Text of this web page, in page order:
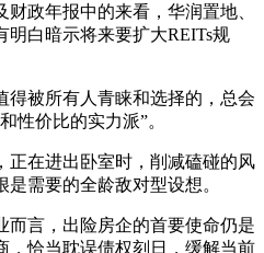
政年报中的来看，华润置地、
白暗示将来要扩大REITs规
被所有人青睐和选择的，总会
性价比的实力派”。
在进出卧室时，削减磕碰的风
需要的全龄敌对型设想。
言，出险房企的首要使命仍是
，恰当耽误债权刻日，缓解当前